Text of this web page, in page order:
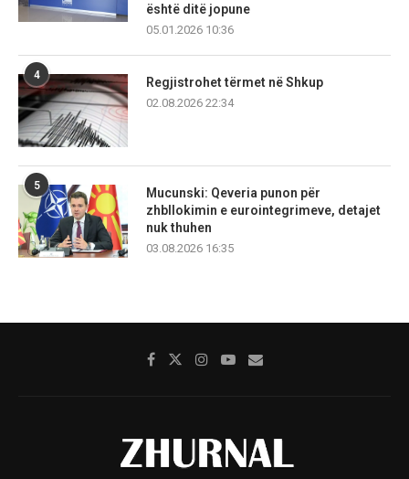
është ditë jopune
05.01.2026 10:36
4
Regjistrohet tërmet në Shkup
02.08.2026 22:34
5
Mucunski: Qeveria punon për
zhbllokimin e eurointegrimeve, detajet
nuk thuhen
03.08.2026 16:35